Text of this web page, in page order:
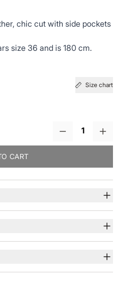
chic cut with side pockets
size 36 and is 180 cm.
Size chart
CART